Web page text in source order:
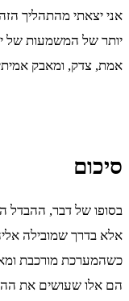
אני יצאתי מהתהליך
יותר של המשמעות של
אמת, צדק, ומאבק
סיכום
בסופו של דבר, ההבדל
אלא בדרך שמובילה
כשהמערכת מורכבת
הם אלו שעושים את